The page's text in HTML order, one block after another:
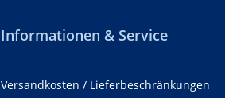
Informationen & Service
Versandkosten / Lieferbeschränkungen